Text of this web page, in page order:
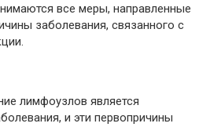
все меры, направленные
заболевания, связанного с
лимфоузлов является
и эти первопричины